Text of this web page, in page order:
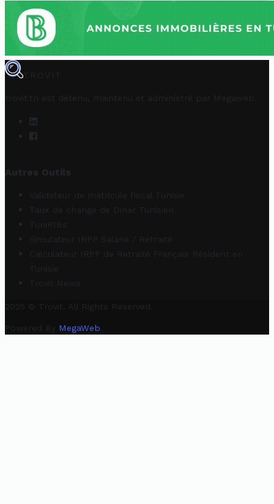
TROVIT
trovit.tn est détenu, maintenu et administré par Megaweb
Autres Outils
Validateur de matricule fiscal Tunisie
Taux de change de Dinar Tunisien
TuniRIBs
Simulateur IRPP Salarié / Retraité
Calculateur IRPP de Retraité Français Résident en
Tunisie
Trovit News
2025 © Trovit. All Rights Reserved.
Powered By MegaWeb